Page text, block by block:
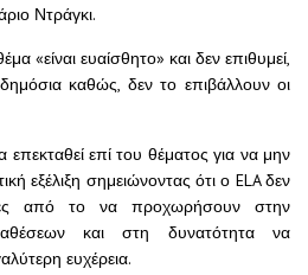
Ντράγκι.
«είναι ευαίσθητο» και δεν επιθυμεί,
καθώς, δεν το επιβάλλουν οι
επεκταθεί επί του θέματος για να μην
εξέλιξη σημειώνοντας ότι ο ELA δεν
από το να προχωρήσουν στην
και στη δυνατότητα να
ευχέρεια.